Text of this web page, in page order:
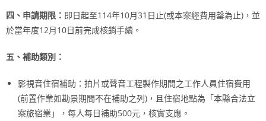
四、申請期限： 即日起至114年10月31日止(或本案經費用罄為止)，並
於當年度12月10日前完成核銷手續。
五、補助類別：
影視音住宿補助：拍片或聲音工程製作期間之工作人員住宿費用
(前置作業如勘景期間不在補助之列)，且住宿地點為「本縣合法立
案旅宿業」，每人每日補助500元，核實支應。